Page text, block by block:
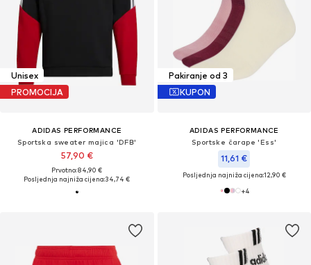
Unisex
PROMOCIJA
ADIDAS PERFORMANCE
Sportska sweater majica 'DFB'
57,90 €
Prvotno: 84,90 €
Posljednja najniža cijena:34,74 €
Pakiranje od 3
KUPON
ADIDAS PERFORMANCE
Sportske čarape 'Ess'
11,61 €
Posljednja najniža cijena:12,90 €
+4